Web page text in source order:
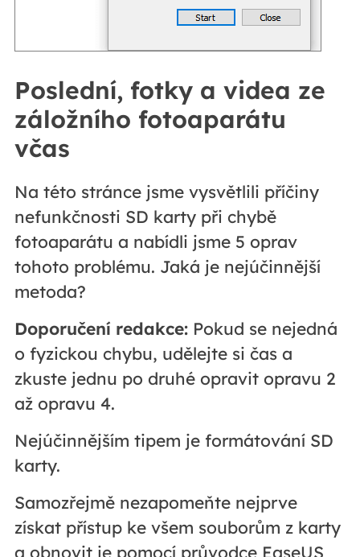
Poslední, fotky a videa ze
záložního fotoaparátu
včas
Na této stránce jsme vysvětlili příčiny
nefunkčnosti SD karty při chybě
fotoaparátu a nabídli jsme 5 oprav
tohoto problému. Jaká je nejúčinnější
metoda?
Doporučení redakce:Pokud se nejedná
o fyzickou chybu, udělejte si čas a
zkuste jednu po druhé opravit opravu 2
až opravu 4.
Nejúčinnějším tipem je formátování SD
karty.
Samozřejmě nezapomeňte nejprve
získat přístup ke všem souborům z karty
a obnovit je pomocí průvodce EaseUS